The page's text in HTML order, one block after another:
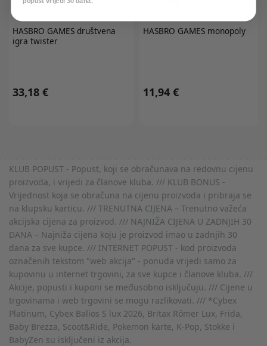
HASBRO GAMESdruštvena
igra twister
33,18 €
HASBRO GAMESmonopoly
11,94 €
KLUB POPUST - Popust, koji se obračunava na redovnu cijenu
proizvoda, i vrijedi za članove kluba. /// KLUB BONUS -
Vrijednost koja se obračuna na cijenu proizvoda i pribraja se
na klupsku karticu. /// TRENUTNA CIJENA – Trenutno važeća
akcijska cijena za proizvod. /// NAJNIŽA CIJENA U ZADNJIH 30
DANA – Najniža cijena koju je proizvod imao u zadnjih 30
dana za sve kupce. /// INTERNET POPUST - kod proizvoda
označenih tekstom "web akcija" - ponuda vrijedi samo za
kupovinu u internet trgovini, za sve kupce i članove kluba. ///
Akcije, popusti i kuponi se međusobno isključuju. /// Cijene u
trgovinama i web trgovini se mogu razlikovati. /// *Cybex
Platinum, Cybex Balios S lux 2026, Britax Römer Lux, Frida,
Baby Brezza, Scoot&Ride, Pokemon karte, K-Pop, Stokke i
BabyZen su isključeni iz akcija.